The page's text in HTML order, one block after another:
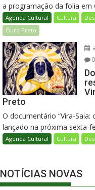
a programação da folia em
Agenda Cultural Cultura
Ouro Preto
0
Preto
O documentário “Vira-Saia:
lançado na próxima sexta-
Agenda Cultural Cultura
NOTÍCIAS NOVAS